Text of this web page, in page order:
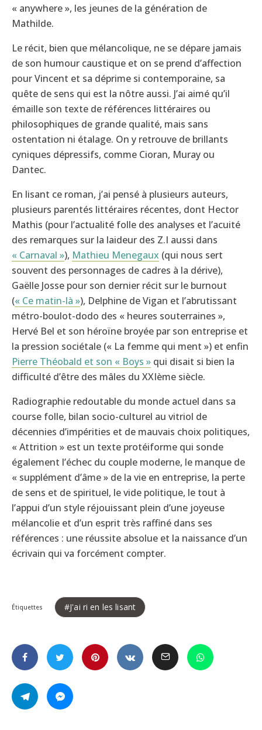
« anywhere », les jeunes de la génération de
Mathilde.
Le récit, bien que mélancolique, ne se dépare jamais
de son humour caustique et on se prend d’affection
pour Vincent et sa déprime si contemporaine, sa
quête de sens qui est la nôtre aussi. J’ai aimé qu’il
émaille son texte de références littéraires ou
philosophiques de grande qualité, mais sans
ostentation ni étalage. On y retrouve de brillants
cyniques dépressifs, comme Cioran, Muray ou
Dantec.
En lisant ce roman, j’ai pensé à plusieurs auteurs,
plusieurs parentés littéraires récentes, dont Hector
Mathis (pour l’actualité folle des analyses et l’acuité
des remarques sur la laideur des Z.I aussi dans
« Carnaval »), Mathieu Menegaux (qui nous sert
souvent des personnages de cadres à la dérive),
Gaëlle Josse pour son dernier récit sur le burnout
(« Ce matin-là »), Delphine de Vigan et l’abrutissant
métro-boulot-dodo des « heures souterraines »,
Hervé Bel et son héroïne broyée par son entreprise et
la pression sociétale (« La femme qui ment ») et enfin
Pierre Théobald et son « Boys » qui disait si bien la
difficulté d’être des mâles du XXIème siècle.
Radiographie redoutable du monde actuel dans sa
course folle, bilan socio-culturel au vitriol de
décennies d’impérities et de mauvais choix politiques,
« Attrition » est un texte protéiforme qui sonde
également l’échec du couple moderne, le manque de
« supplément d’âme » de la vie en entreprise, la perte
de sens et de spirituel, le vide politique, le tout à
l’appui d’un style réjouissant plein d’une joyeuse
mélancolie et d’un esprit très raffiné dans ses
références : une réussite absolue et la naissance d’un
écrivain qui va forcément compter.
Étiquettes J'ai ri en les lisant